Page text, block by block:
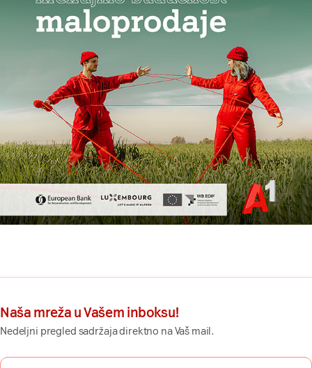
Naša mreža u Vašem inboksu!
Nedeljni pregled sadržaja direktno na Vaš mail.